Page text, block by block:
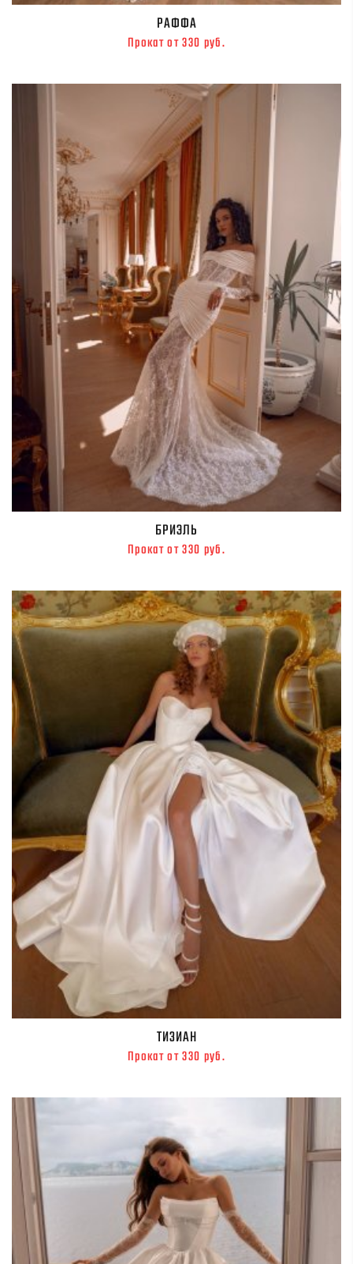
РАФФА
Прокат от 330 руб.
БРИЭЛЬ
Прокат от 330 руб.
ТИЗИАН
Прокат от 330 руб.